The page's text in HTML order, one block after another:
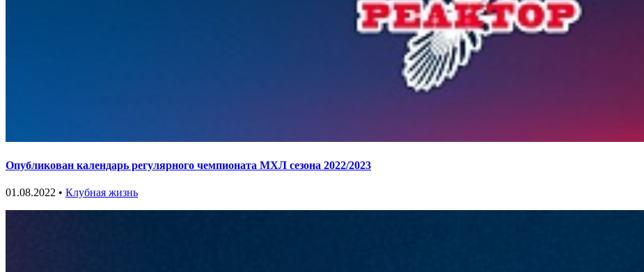
Опубликован календарь регулярного чемпионата МХЛ сезона 2022/2023
01.08.2022 • Клубная жизнь